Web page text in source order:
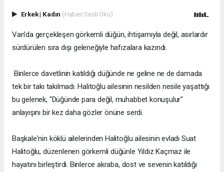
Erkek| Kadın (Haberi Sesli Oku)
Van'da gerçekleşen görkemli düğün, ihtişamıyla değil, asırlardır
sürdürülen sıra dışı geleneğiyle hafızalara kazındı.
Binlerce davetlinin katıldığı düğünde ne geline ne de damada
tek bir takı takılmadı. Halitoğlu ailesinin nesilden nesile yaşattığı
bu gelenek, "Düğünde para değil, muhabbet konuşulur"
anlayışını bir kez daha gözler önüne serdi.
Başkale'nin köklü ailelerinden Halitoğlu ailesinin evladı Suat
Halitoğlu, düzenlenen görkemli düğünle Yıldız Kaçmaz ile
hayatını birleştirdi. Binlerce akraba, dost ve sevenin katıldığı